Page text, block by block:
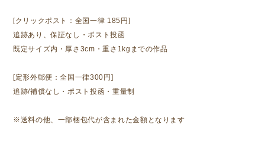
[クリックポスト：全国一律 185円]
追跡あり、保証なし・ポスト投函
既定サイズ内・厚さ3cm・重さ1kgまでの作品
[定形外郵便：全国一律300円]
追跡/補償なし・ポスト投函・重量制
※送料の他、一部梱包代が含まれた金額となります